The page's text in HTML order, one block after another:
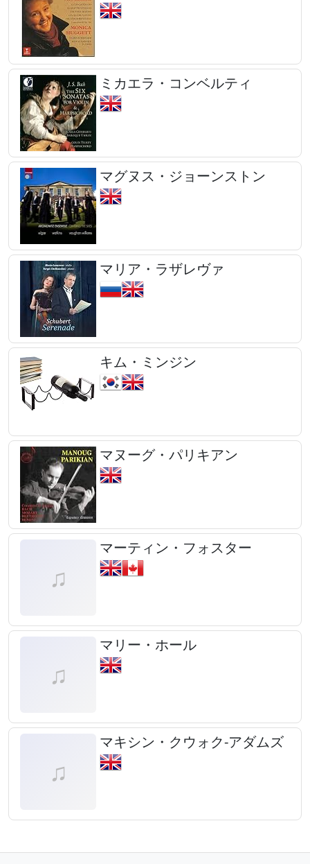
ミカエラ・コンベルティ
マグヌス・ジョーンストン
マリア・ラザレヴァ
キム・ミンジン
マヌーグ・パリキアン
マーティン・フォスター
マリー・ホール
マキシン・クウォク-アダムズ